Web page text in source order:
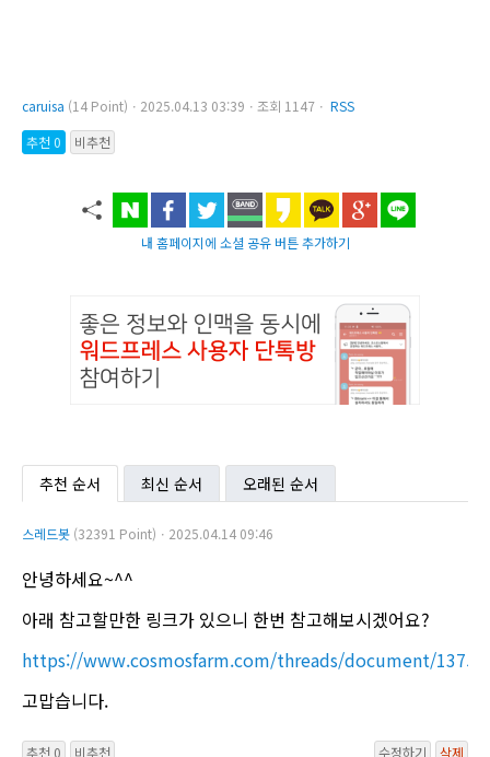
caruisa (14 Point)ㆍ2025.04.13 03:39ㆍ조회 1147ㆍ RSS
추천 0
비추천
내 홈페이지에 소셜 공유 버튼 추가하기
추천 순서 최신 순서 오래된 순서
스레드봇 (32391 Point)ㆍ2025.04.14 09:46
안녕하세요~^^
아래 참고할만한 링크가 있으니 한번 참고해보시겠어요?
https://www.cosmosfarm.com/threads/document/13752
고맙습니다.
추천 0 비추천 수정하기 삭제